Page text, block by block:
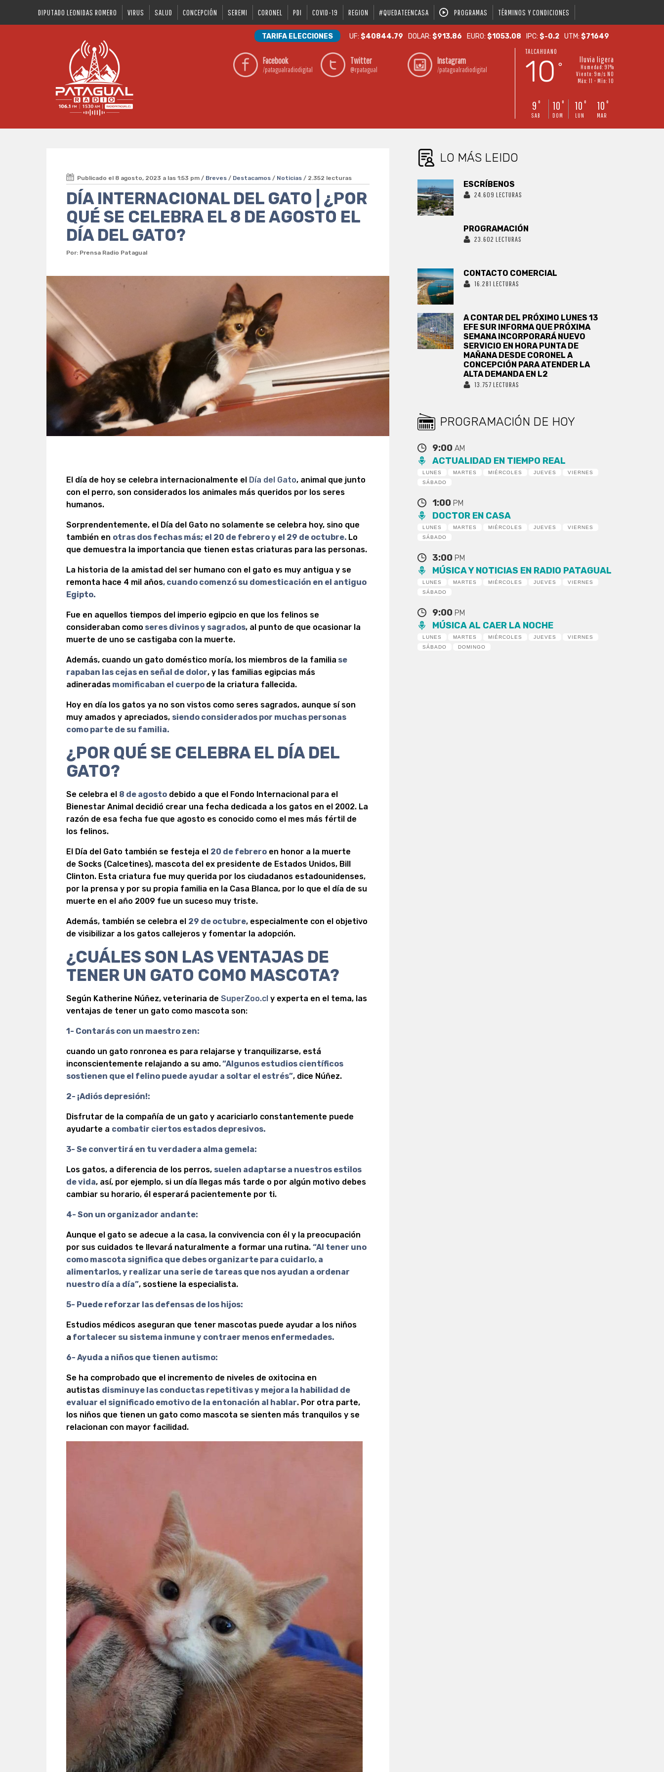
DIPUTADO LEONIDAS ROMERO VIRUS SALUD CONCEPCIÓN SEREMI CORONEL PDI COVID-19 REGION #QUEDATEENCASA PROGRAMAS TÉRMINOS Y CONDICIONES
TARIFA ELECCIONES UF:$40844.79 DOLAR:$913.86 EURO:$1053.08 IPC:$-0.2 UTM:$71649
Facebook
/patagualradiodigital
Twitter
@rpatagual
Instagram
/patagualradiodigital
TALCAHUANO
10 °
lluvia ligera
Humedad: 91%
Viento: 9m/s NO
Máx: 11 • Mín: 10
9 °
SAB
10 °
DOM
10 °
LUN
10 °
MAR
Publicado el 8 agosto, 2023 a las 1:53 pm / Breves / Destacamos / Noticias / 2.352 lecturas
DÍA INTERNACIONAL DEL GATO | ¿POR
QUÉ SE CELEBRA EL 8 DE AGOSTO EL
DÍA DEL GATO?
Por: Prensa Radio Patagual
El día de hoy se celebra internacionalmente el Día del Gato, animal que junto
con el perro, son considerados los animales más queridos por los seres
humanos.
Sorprendentemente, el Día del Gato no solamente se celebra hoy, sino que
también en otras dos fechas más; el 20 de febrero y el 29 de octubre. Lo
que demuestra la importancia que tienen estas criaturas para las personas.
La historia de la amistad del ser humano con el gato es muy antigua y se
remonta hace 4 mil años, cuando comenzó su domesticación en el antiguo
Egipto.
Fue en aquellos tiempos del imperio egipcio en que los felinos se
consideraban como seres divinos y sagrados, al punto de que ocasionar la
muerte de uno se castigaba con la muerte.
Además, cuando un gato doméstico moría, los miembros de la familia se
rapaban las cejas en señal de dolor, y las familias egipcias más
adineradas momificaban el cuerpo de la criatura fallecida.
Hoy en día los gatos ya no son vistos como seres sagrados, aunque sí son
muy amados y apreciados, siendo considerados por muchas personas
como parte de su familia.
¿POR QUÉ SE CELEBRA EL DÍA DEL
GATO?
Se celebra el 8 de agosto debido a que el Fondo Internacional para el
Bienestar Animal decidió crear una fecha dedicada a los gatos en el 2002. La
razón de esa fecha fue que agosto es conocido como el mes más fértil de
los felinos.
El Día del Gato también se festeja el 20 de febrero en honor a la muerte
de Socks (Calcetines), mascota del ex presidente de Estados Unidos, Bill
Clinton. Esta criatura fue muy querida por los ciudadanos estadounidenses,
por la prensa y por su propia familia en la Casa Blanca, por lo que el día de su
muerte en el año 2009 fue un suceso muy triste.
Además, también se celebra el 29 de octubre, especialmente con el objetivo
de visibilizar a los gatos callejeros y fomentar la adopción.
¿CUÁLES SON LAS VENTAJAS DE
TENER UN GATO COMO MASCOTA?
Según Katherine Núñez, veterinaria deSuperZoo.cl y experta en el tema, las
ventajas de tener un gato como mascota son:
1- Contarás con un maestro zen:
cuando un gato ronronea es para relajarse y tranquilizarse, está
inconscientemente relajando a su amo.“Algunos estudios científicos
sostienen que el felino puede ayudar a soltar el estrés”, dice Núñez.
2- ¡Adiós depresión!:
Disfrutar de la compañía de un gato y acariciarlo constantemente puede
ayudarte a combatir ciertos estados depresivos.
3- Se convertirá en tu verdadera alma gemela:
Los gatos, a diferencia de los perros, suelen adaptarse a nuestros estilos
de vida, así, por ejemplo, si un día llegas más tarde o por algún motivo debes
cambiar su horario, él esperará pacientemente por ti.
4- Son un organizador andante:
Aunque el gato se adecue a la casa, la convivencia con él y la preocupación
por sus cuidados te llevará naturalmente a formar una rutina.“Al tener uno
como mascota significa que debes organizarte para cuidarlo, a
alimentarlos, y realizar una serie de tareas que nos ayudan a ordenar
nuestro día a día”, sostiene la especialista.
5- Puede reforzar las defensas de los hijos:
Estudios médicos aseguran que tener mascotas puede ayudar a los niños
a fortalecer su sistema inmune y contraer menos enfermedades.
6- Ayuda a niños que tienen autismo:
Se ha comprobado que el incremento de niveles de oxitocina en
autistas disminuye las conductas repetitivas y mejora la habilidad de
evaluar el significado emotivo de la entonación al hablar. Por otra parte,
los niños que tienen un gato como mascota se sienten más tranquilos y se
relacionan con mayor facilidad.
LO MÁS LEIDO
ESCRÍBENOS
24.609 LECTURAS
PROGRAMACIÓN
23.602 LECTURAS
CONTACTO COMERCIAL
16.281 LECTURAS
A CONTAR DEL PRÓXIMO LUNES 13
EFE SUR INFORMA QUE PRÓXIMA
SEMANA INCORPORARÁ NUEVO
SERVICIO EN HORA PUNTA DE
MAÑANA DESDE CORONEL A
CONCEPCIÓN PARA ATENDER LA
ALTA DEMANDA EN L2
13.757 LECTURAS
PROGRAMACIÓN DE HOY
9:00AM
ACTUALIDAD EN TIEMPO REAL
LUNES MARTES MIÉRCOLES JUEVES
VIERNES
SÁBADO
1:00 PM
DOCTOR EN CASA
LUNES MARTES MIÉRCOLES JUEVES
VIERNES
SÁBADO
3:00 PM
MÚSICA Y NOTICIAS EN RADIO PATAGUAL
LUNES MARTES MIÉRCOLES JUEVES
VIERNES
SÁBADO
9:00 PM
MÚSICA AL CAER LA NOCHE
LUNES MARTES MIÉRCOLES JUEVES
VIERNES
SÁBADO
DOMINGO